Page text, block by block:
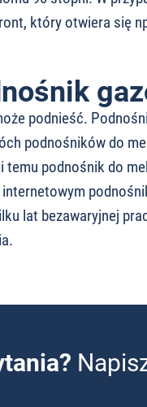
który otwiera się
podnieść.
podnośników do
temu podnośnik do
lat bezawaryjnej